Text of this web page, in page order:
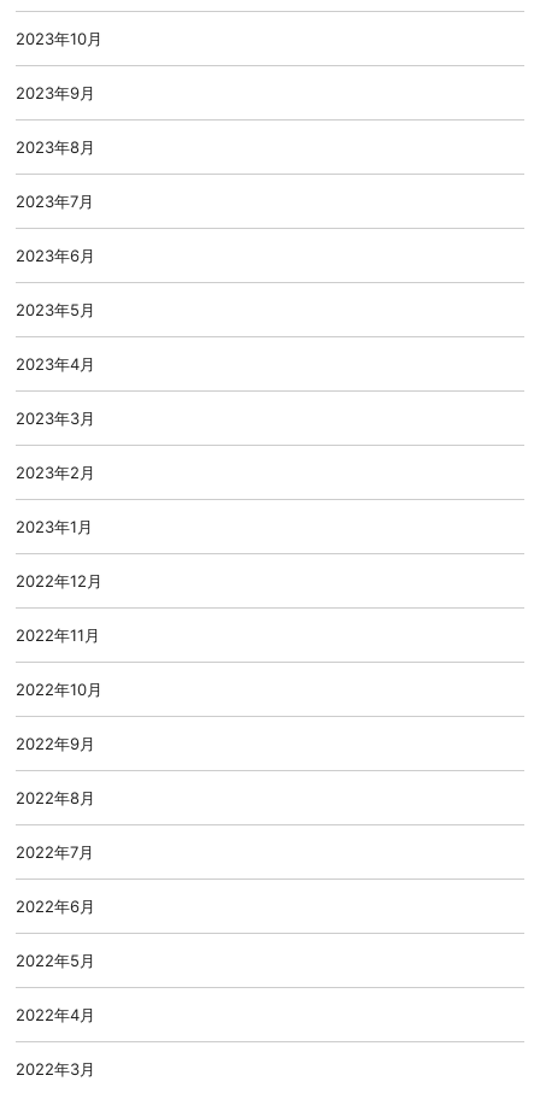
2023年10月
2023年9月
2023年8月
2023年7月
2023年6月
2023年5月
2023年4月
2023年3月
2023年2月
2023年1月
2022年12月
2022年11月
2022年10月
2022年9月
2022年8月
2022年7月
2022年6月
2022年5月
2022年4月
2022年3月